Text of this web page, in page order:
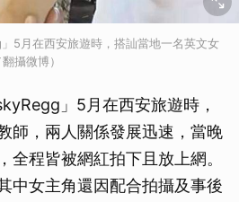
5月在西安旅遊時，搭訕當地一名英文女
攝微博）
」5月在西安旅遊時，
師，兩人關係發展迅速，當晚
全程皆被網紅拍下且放上網。
中女主角還因配合拍攝及事後